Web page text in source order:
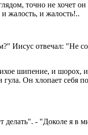
точно не хочет он
жалость, и жалость!..
Иисус отвечал: "Не
шипение, и шорох,
гула. Он хлопает
- "Доколе я в